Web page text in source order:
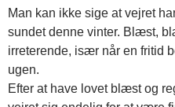
Man kan ikke sige at vejret
sundet denne vinter. Blæst,
irreterende, især når en fritid
ugen.
Efter at have lovet blæst og